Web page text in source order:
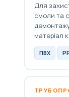
Для
смоли та
матеріал
ПВХ